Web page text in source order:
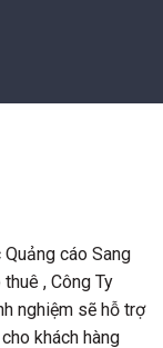
cáo Sang
, Công Ty
nghiệm sẽ hỗ trợ
khách hàng